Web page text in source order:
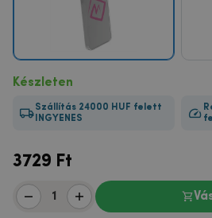
Készleten
Szállítás 24000 HUF felett
INGYENES
3729 Ft